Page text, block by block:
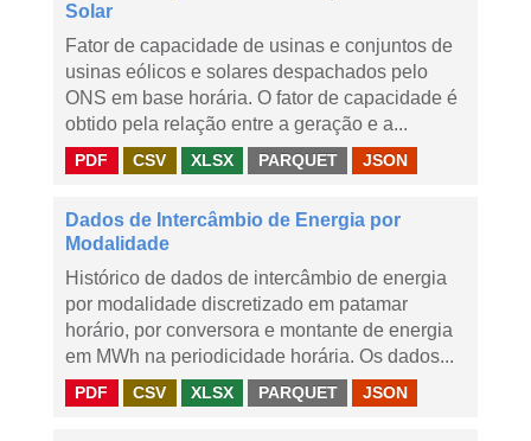
Solar
Fator de capacidade de usinas e conjuntos de
usinas eólicos e solares despachados pelo
ONS em base horária. O fator de capacidade é
obtido pela relação entre a geração e a...
PDF CSV XLSX PARQUET JSON
Dados de Intercâmbio de Energia por
Modalidade
Histórico de dados de intercâmbio de energia
por modalidade discretizado em patamar
horário, por conversora e montante de energia
em MWh na periodicidade horária. Os dados...
PDF CSV XLSX PARQUET JSON